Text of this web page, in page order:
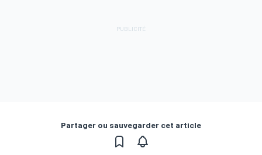
Partager ou sauvegarder cet article